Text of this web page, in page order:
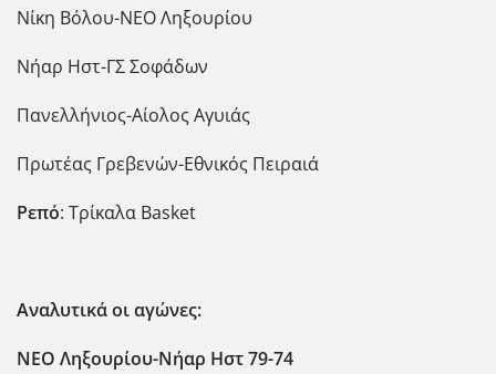
Νίκη Βόλου-ΝΕΟ Ληξουρίου
Νήαρ Ηστ-ΓΣ Σοφάδων
Πανελλήνιος-Αίολος Αγυιάς
Πρωτέας Γρεβενών-Εθνικός Πειραιά
Ρεπό: Τρίκαλα Basket
Αναλυτικά οι αγώνες:
ΝΕΟ Ληξουρίου-Νήαρ Ηστ 79-74